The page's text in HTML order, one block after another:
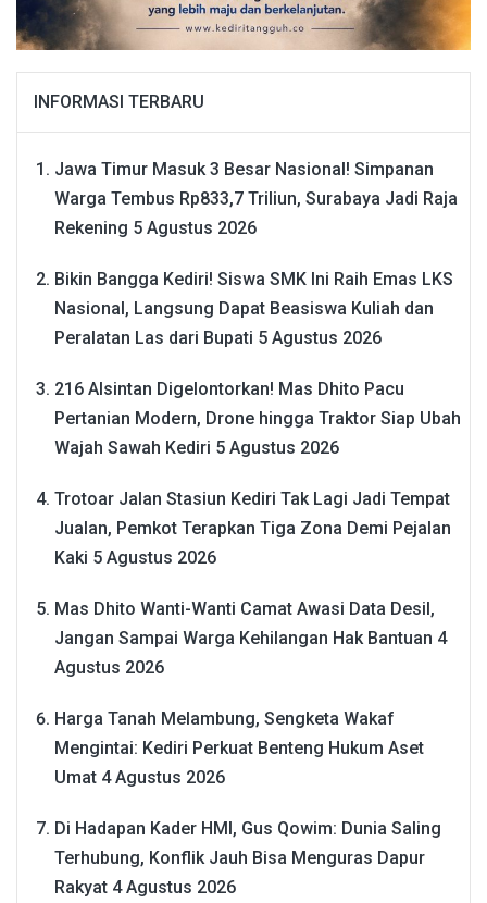
INFORMASI TERBARU
Jawa Timur Masuk 3 Besar Nasional! Simpanan
Warga Tembus Rp833,7 Triliun, Surabaya Jadi Raja
Rekening 5 Agustus 2026
Bikin Bangga Kediri! Siswa SMK Ini Raih Emas LKS
Nasional, Langsung Dapat Beasiswa Kuliah dan
Peralatan Las dari Bupati 5 Agustus 2026
216 Alsintan Digelontorkan! Mas Dhito Pacu
Pertanian Modern, Drone hingga Traktor Siap Ubah
Wajah Sawah Kediri 5 Agustus 2026
Trotoar Jalan Stasiun Kediri Tak Lagi Jadi Tempat
Jualan, Pemkot Terapkan Tiga Zona Demi Pejalan
Kaki 5 Agustus 2026
Mas Dhito Wanti-Wanti Camat Awasi Data Desil,
Jangan Sampai Warga Kehilangan Hak Bantuan 4
Agustus 2026
Harga Tanah Melambung, Sengketa Wakaf
Mengintai: Kediri Perkuat Benteng Hukum Aset
Umat 4 Agustus 2026
Di Hadapan Kader HMI, Gus Qowim: Dunia Saling
Terhubung, Konflik Jauh Bisa Menguras Dapur
Rakyat 4 Agustus 2026